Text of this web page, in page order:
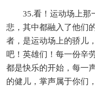
35.看！运动场上那
悲，其中都融入了他们
者，是运动场上的骄儿
吧！英雄们！每一份辛
都是快乐的开始，每一
的健儿，掌声属于你们